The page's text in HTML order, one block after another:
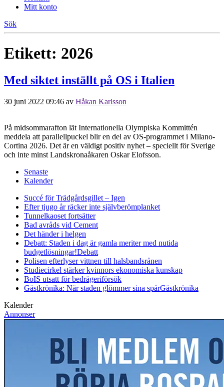
Mitt konto
Sök
Etikett: 2026
Med siktet inställt på OS i Italien
30 juni 2022 09:46 av Håkan Karlsson
På midsommarafton lät Internationella Olympiska Kommittén
meddela att parallellpuckel blir en del av OS-programmet i Milano-
Cortina 2026. Det är en väldigt positiv nyhet – speciellt för Sverige
och inte minst Landskronaåkaren Oskar Elofsson.
Senaste
Kalender
Succé för Trädgårdsgillet – Igen
Efter tjugo år räcker inte självberömplanket
Tunnelkaoset fortsätter
Bad avråds vid Cement
Det händer i helgen
Debatt: Staden i dag är gamla meriter med nutida
budgetlösningar!Debatt
Polisen efterlyser vittnen till halsbandsrånen
Studiecirkel stärker kvinnors ekonomiska kunskap
BoIS utsatt för bedrägeriförsök
Gästkrönika: När staden glömmer sina spårGästkrönika
Kalender
Annonser